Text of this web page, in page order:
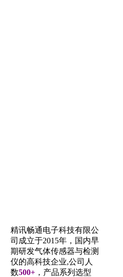
精讯畅通电子科技有限公
司成立于2015年，国内早
期研发气体传感器与检测
仪的高科技企业,公司人
数500+，产品系列选型